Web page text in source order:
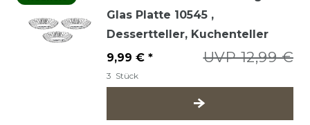
Glas Platte 10545 ,
Dessertteller, Kuchenteller
UVP 12,99 €
9,99 € *
3 Stück